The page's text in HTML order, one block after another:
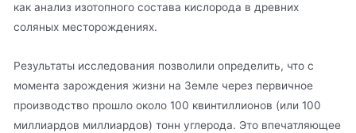
как анализ изотопного состава кислорода в древних
соляных месторождениях.
Результаты исследования позволили определить, что с
момента зарождения жизни на Земле через первичное
производство прошло около 100 квинтиллионов (или 100
миллиардов миллиардов) тонн углерода. Это впечатляющее